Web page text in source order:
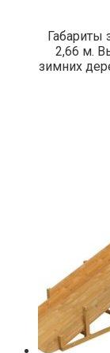
2,66 м.
зимних